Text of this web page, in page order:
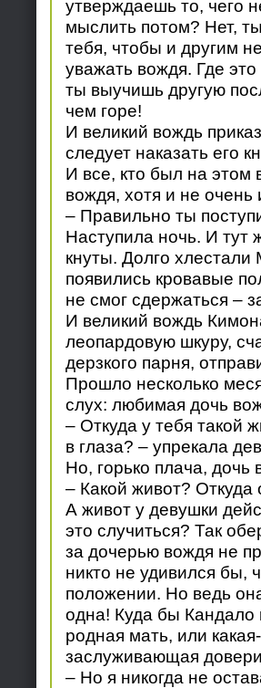
утверждаешь то, чего
мыслить потом? Нет,
тебя, чтобы и другим
уважать вождя. Где
ты выучишь другую
чем горе!
И великий вождь
следует наказать его
И все, кто был на этом
вождя, хотя и не
– Правильно ты
Наступила ночь. И тут
кнуты. Долго хлестали
появились кровавые
не смог сдержаться –
И великий вождь
леопардовую шкуру,
дерзкого парня,
Прошло несколько
слух: любимая дочь
– Откуда у тебя такой
в глаза? – упрекала
Но, горько плача, дочь
– Какой живот? Откуда
А живот у девушки
это случиться? Так
за дочерью вождя не
никто не удивился бы,
положении. Но ведь
одна! Куда бы Кандало
родная мать, или
заслуживающая
– Но я никогда не